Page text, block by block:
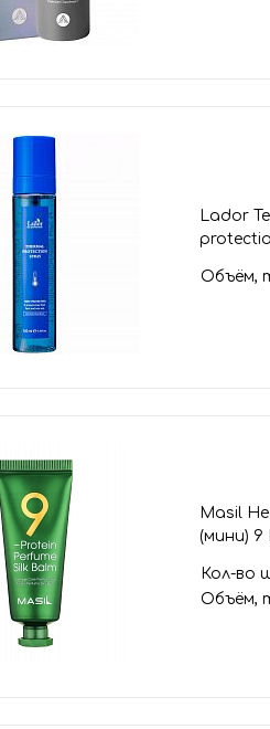
Lador
Объём,
Masil
(мини) 9
Кол-во
Объём,